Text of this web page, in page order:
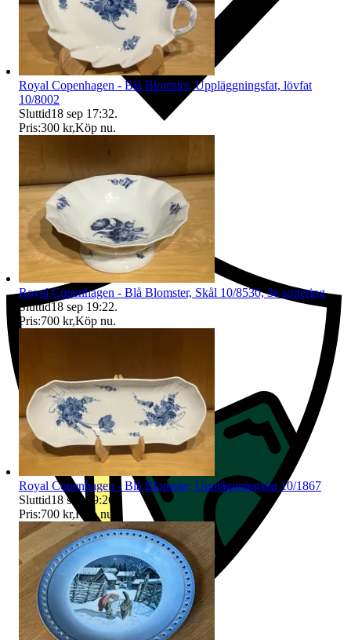
Ersättning om du inte får din vara
Royal Copenhagen - Blå Blomster, Uppläggningsfat, lövfat
10/8002
Sluttid18 sep 17:32.
Pris:300 kr,Köp nu.
Royal Copenhagen - Blå Blomster, Skål 10/8530, 3e sortering
Sluttid18 sep 19:22.
Pris:700 kr,Köp nu.
Royal Copenhagen - Blå Blomster, Uppläggningsfat 10/1867
Sluttid18 sep 19:26
Pris:700 kr,Köp nu